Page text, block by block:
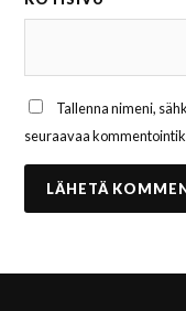
Tallenna nimeni,
seuraavaa